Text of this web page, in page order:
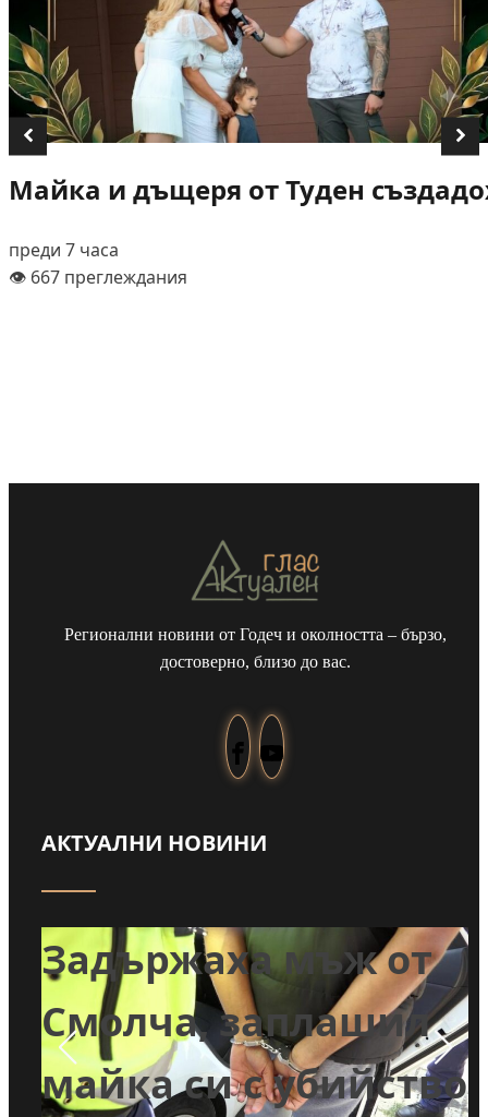
Майка и дъщеря от Туден
преди 7 часа
👁️ 667 преглеждания
Регионални новини от Годеч и околността – бързо,
достоверно, близо до вас.
АКТУАЛНИ НОВИНИ
мъж от
заплашил
си с убийствона